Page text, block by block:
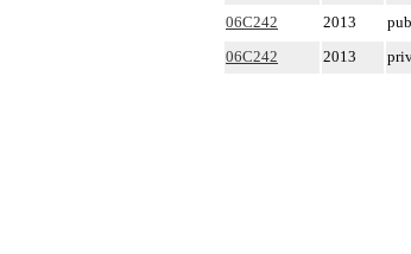
06C242
2013
06C242
2013